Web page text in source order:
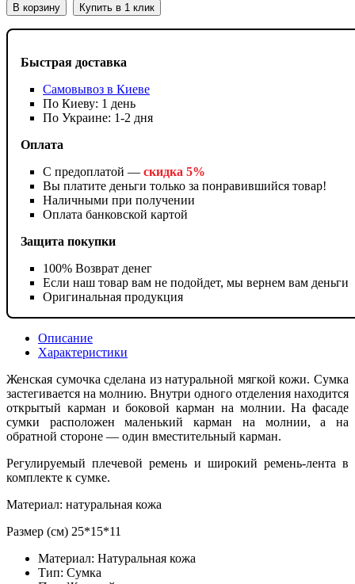
Быстрая доставка
Самовывоз в Киеве
По Киеву: 1 день
По Украине: 1-2 дня
Оплата
С предоплатой — скидка 5%
Вы платите деньги только за понравившийся товар!
Наличными при получении
Оплата банковской картой
Защита покупки
100% Возврат денег
Если наш товар вам не подойдет, мы вернем вам деньги
Оригинальная продукция
В корзину Купить в 1 клик
Описание
Характеристики
Женская сумочка сделана из натуральной мягкой кожи. Сумка
застегивается на молнию. Внутри одного отделения находится
открытый карман и боковой карман на молнии. На фасаде
сумки расположен маленький карман на молнии, а на
обратной стороне — один вместительный карман.
Регулируемый плечевой ремень и широкий ремень-лента в
комплекте к сумке.
Материал: натуральная кожа
Размер (см) 25*15*11
Материал: Натуральная кожа
Тип: Сумка